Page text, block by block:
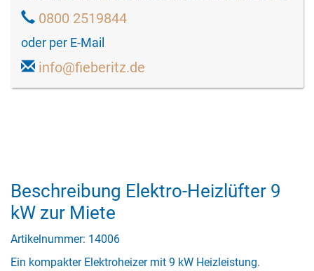
0800 2519844
oder per E-Mail
info@fieberitz.de
Beschreibung Elektro-Heizlüfter 9
kW zur Miete
Artikelnummer: 14006
Ein kompakter Elektroheizer mit 9 kW Heizleistung.